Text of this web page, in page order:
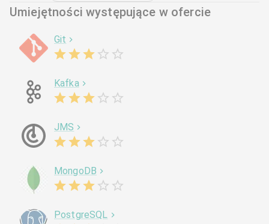
Umiejętności występujące w ofercie
Git
Kafka
JMS
MongoDB
PostgreSQL